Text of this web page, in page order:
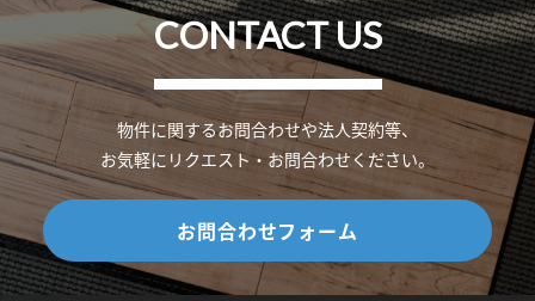
CONTACT US
物件に関するお問合わせや法人契約等、
お気軽にリクエスト・お問合わせください。
お問合わせフォーム